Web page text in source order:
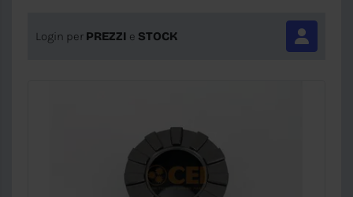
Login per PREZZI e STOCK